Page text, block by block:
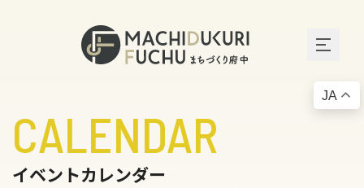
CALENDAR
イベントカレンダー
JA